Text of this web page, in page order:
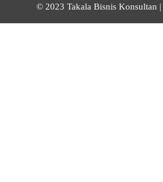
© 2023 Takala Bisnis Konsultan |